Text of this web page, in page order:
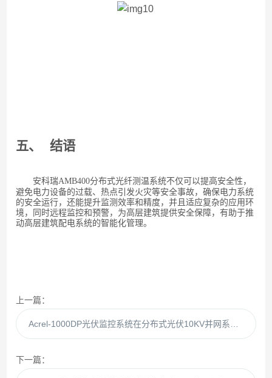
五、 结语
安科瑞AMB400分布式光纤测温系统不仅可以提高安全性，
避免电力设备的过载、热点引发火灾等安全事故，确保电力系统
的安全运行，还能提升监测效率和精度，并且适应复杂的应用环
境，同时远程监控和预警，为高层建筑提供安全保障，有助于推
动高层建筑配电系统的智能化管理。
上一篇：
Acrel-1000DP光伏监控系统在分布式光伏10KV并网系统的应用
下一篇：